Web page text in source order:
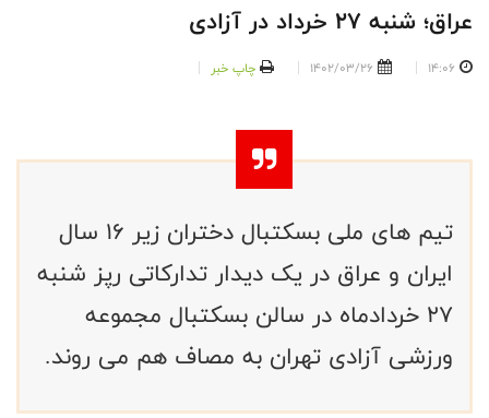
عراق؛ شنبه ۲۷ خرداد در آزادی
14:06
1402/03/26 چاپ خبر
تیم های ملی بسکتبال دختران زیر ۱۶ سال
ایران و عراق در یک دیدار تدارکاتی رپز شنبه
۲۷ خردادماه در سالن بسکتبال مجموعه
ورزشی آزادی تهران به مصاف هم می روند.